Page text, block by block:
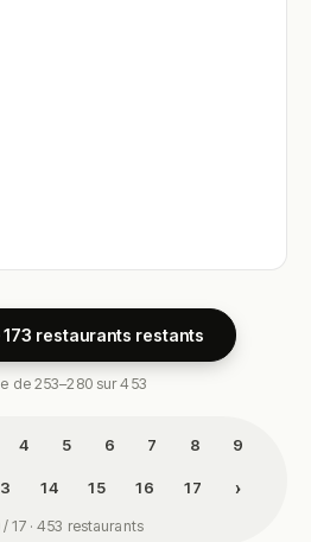
restaurants restants
de 253–280 sur 453
4 5 6 7 8 9
14 15 16 17 ›
/ 17 · 453 restaurants